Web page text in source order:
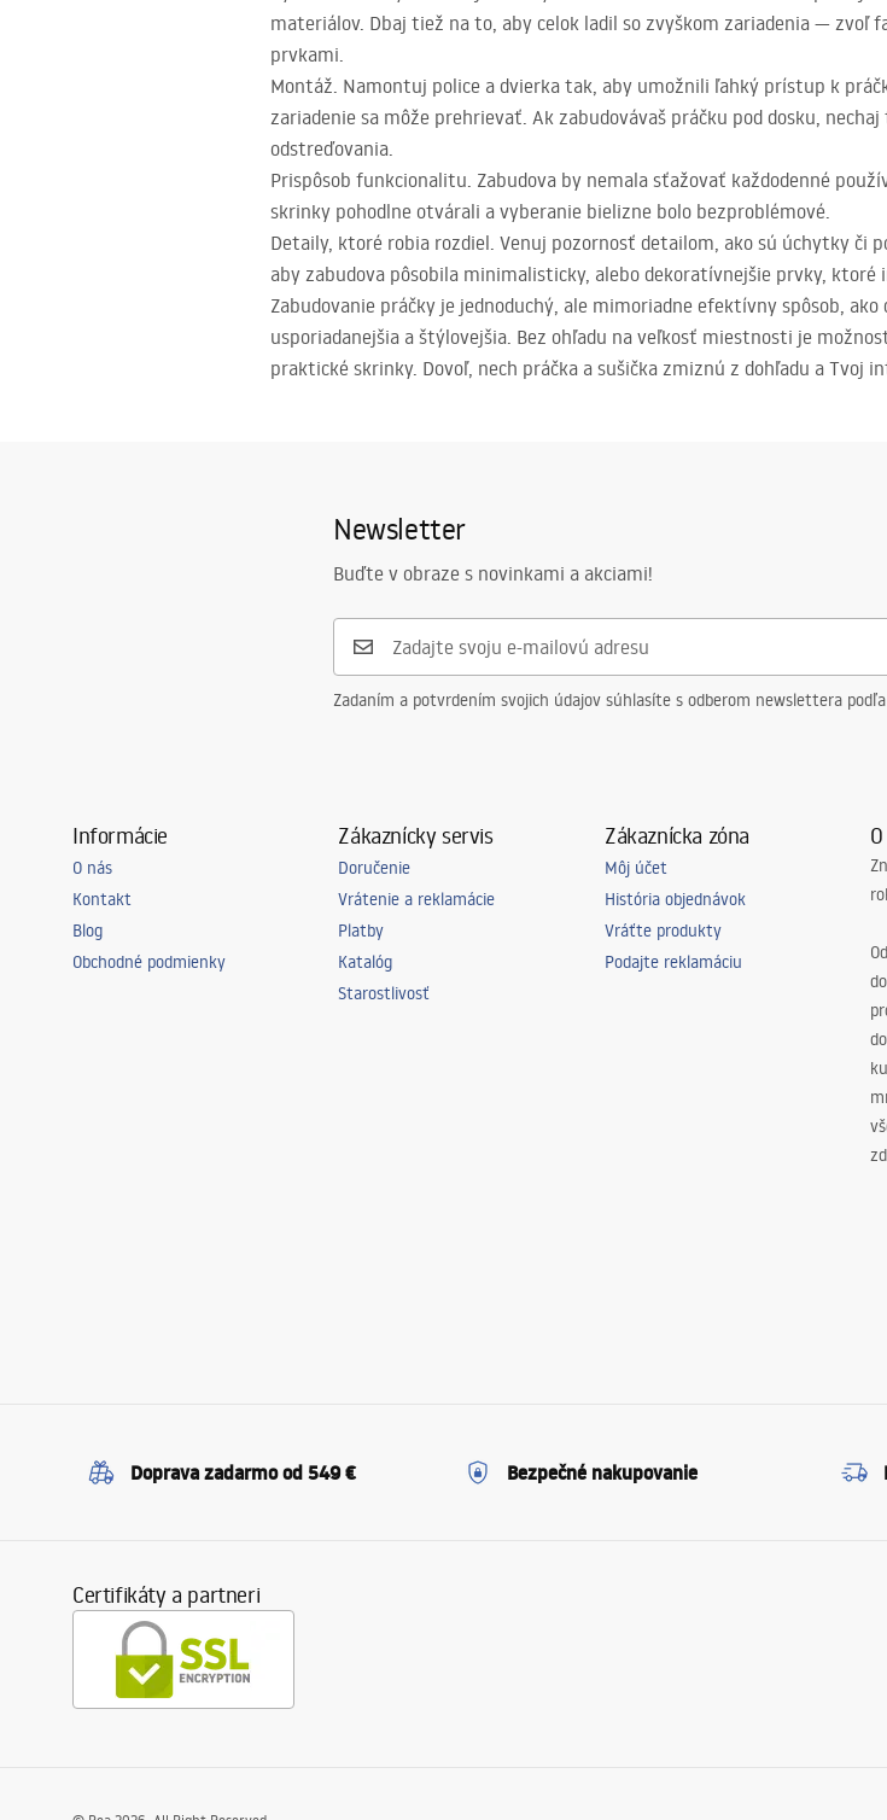
materiálov. Dbaj tiež na to, aby celok ladil so zvyškom zariadenia —
prvkami.
Montáž. Namontuj police a dvierka tak, aby umožnili ľahký prístup k
zariadenie sa môže prehrievať. Ak zabudovávaš práčku pod dosku,
odstreďovania.
Prispôsob funkcionalitu. Zabudova by nemala sťažovať každodenné
skrinky pohodlne otvárali a vyberanie bielizne bolo bezproblémové.
Detaily, ktoré robia rozdiel. Venuj pozornosť detailom, ako sú úchytky či
aby zabudova pôsobila minimalisticky, alebo dekoratívnejšie prvky, ktoré
Zabudovanie práčky je jednoduchý, ale mimoriadne efektívny spôsob,
usporiadanejšia a štýlovejšia. Bez ohľadu na veľkosť miestnosti je
praktické skrinky. Dovoľ, nech práčka a sušička zmiznú z dohľadu a Tvoj
Newsletter
Buďte v obraze s novinkami a akciami!
Zadaním a potvrdením svojich údajov súhlasíte s odberom newslettera
Informácie
O nás
Kontakt
Blog
Obchodné podmienky
Zákaznícky servis
Doručenie
Vrátenie a reklamácie
Platby
Katalóg
Starostlivosť
Zákaznícka zóna
Môj účet
História objednávok
Vráťte produkty
Podajte reklamáciu
Doprava zadarmo od 549 € Bezpečné nakupovanie
Certifikáty a partneri